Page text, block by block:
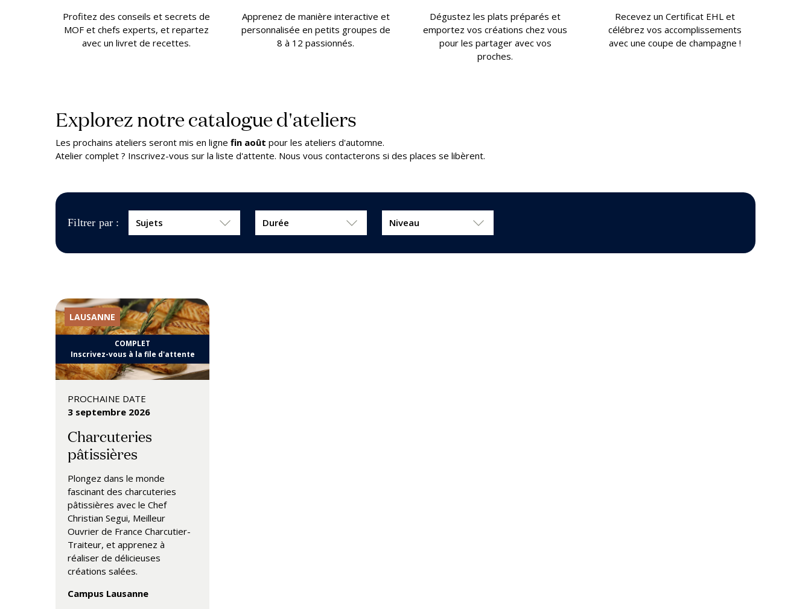
Profitez des conseils et secrets de
MOF et chefs experts, et repartez
avec un livret de recettes.
Apprenez de manière interactive et
personnalisée en petits groupes de
8 à 12 passionnés.
Dégustez les plats préparés et
emportez vos créations chez vous
pour les partager avec vos
proches.
Recevez un Certificat EHL et
célébrez vos accomplissements
avec une coupe de champagne !
Explorez notre catalogue d'ateliers
Les prochains ateliers seront mis en ligne fin aoûtpour les ateliers d'automne.
Atelier complet ? Inscrivez-vous sur la liste d'attente. Nous vous contacterons si des places se libèrent.
Filtrer par :
LAUSANNE
PROCHAINE DATE
3 septembre 2026
COMPLET
Inscrivez-vous à la file d'attente
Charcuteries
pâtissières
Plongez dans le monde
fascinant des charcuteries
pâtissières avec le Chef
Christian Segui, Meilleur
Ouvrier de France Charcutier-
Traiteur, et apprenez à
réaliser de délicieuses
créations salées.
Campus Lausanne